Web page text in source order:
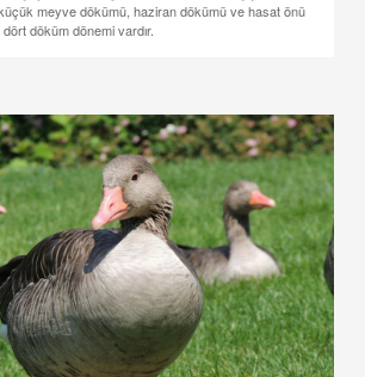
meyve dökümü, haziran dökümü ve hasat önü
döküm dönemi vardır.